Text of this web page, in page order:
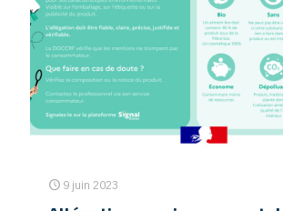
9 juin 2023